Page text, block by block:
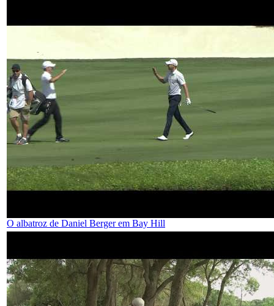
O albatroz de Daniel Berger em Bay Hill